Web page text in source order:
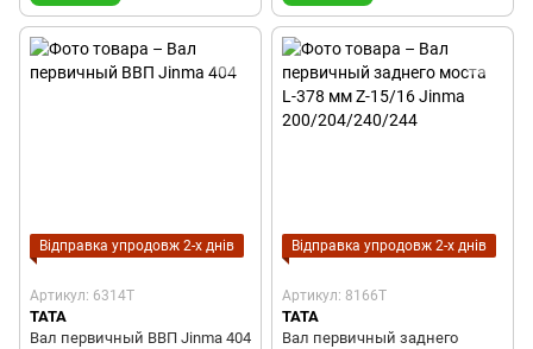
Відправка упродовж 2-х днів
Артикул: 6314T
TATA
Вал первичный ВВП Jinma 404
Відправка упродовж 2-х днів
Артикул: 8166T
TATA
Вал первичный заднего